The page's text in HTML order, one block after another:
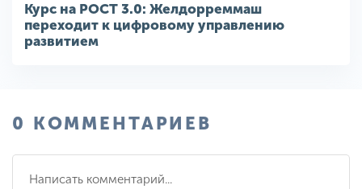
Курс на РОСТ 3.0: Желдорреммаш
переходит к цифровому управлению
развитием
0 КОММЕНТАРИЕВ